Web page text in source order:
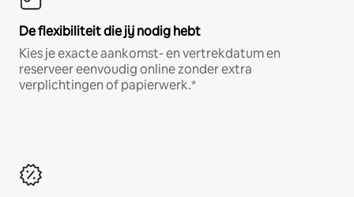
De flexibiliteit die jij nodig hebt
Kies je exacte aankomst- en vertrekdatum en
reserveer eenvoudig online zonder extra
verplichtingen of papierwerk.*